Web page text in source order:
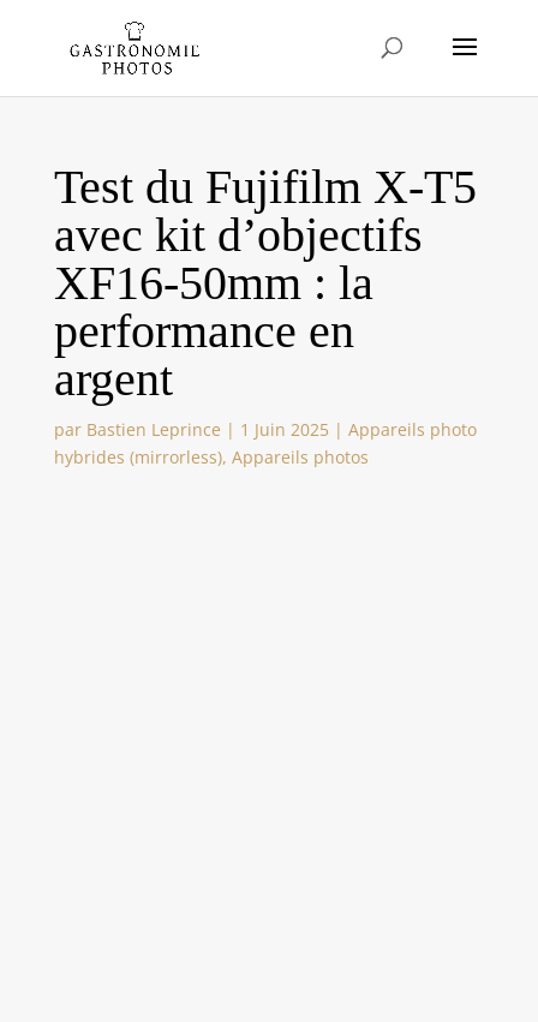
Test du Fujifilm X-T5
avec kit d’objectifs
XF16-50mm : la
performance en
argent
par Bastien Leprince | 1 Juin 2025| Appareils photo
hybrides (mirrorless), Appareils photos